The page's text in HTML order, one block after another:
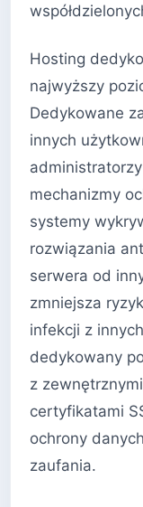
Hosting
najwyższy
Dedykowane
innych
mechanizmy
systemy
rozwiązania
serwera od
zmniejsza
infekcji z
dedykowany
z
certyfikatami
ochrony
zaufania.